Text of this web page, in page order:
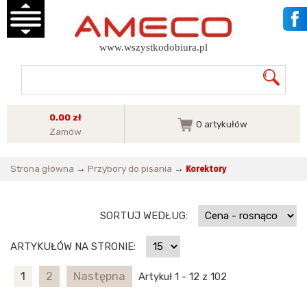
www.wszystkodobiura.pl
0.00 zł
Zamów
0 artykułów
Strona główna → Przybory do pisania → Korektory
SORTUJ WEDŁUG:
ARTYKUŁÓW NA STRONIE:
1 2 Następna Artykuł 1 - 12 z 102